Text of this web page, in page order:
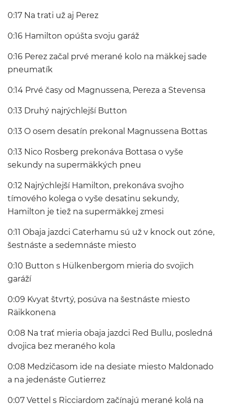
0:17 Na trati už aj Perez
0:16 Hamilton opúšta svoju garáž
0:16 Perez začal prvé merané kolo na mäkkej sade
pneumatík
0:14 Prvé časy od Magnussena, Pereza a Stevensa
0:13 Druhý najrýchlejší Button
0:13 O osem desatín prekonal Magnussena Bottas
0:13 Nico Rosberg prekonáva Bottasa o vyše
sekundy na supermäkkých pneu
0:12 Najrýchlejší Hamilton, prekonáva svojho
tímového kolega o vyše desatinu sekundy,
Hamilton je tiež na supermäkkej zmesi
0:11 Obaja jazdci Caterhamu sú už v knock out zóne,
šestnáste a sedemnáste miesto
0:10 Button s Hülkenbergom mieria do svojich
garáží
0:09 Kvyat štvrtý, posúva na šestnáste miesto
Räikkonena
0:08 Na trať mieria obaja jazdci Red Bullu, posledná
dvojica bez meraného kola
0:08 Medzičasom ide na desiate miesto Maldonado
a na jedenáste Gutierrez
0:07 Vettel s Ricciardom začínajú merané kolá na